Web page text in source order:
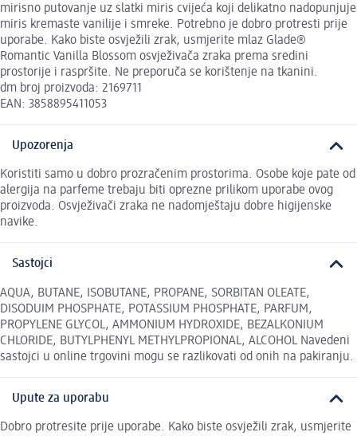
mirisno putovanje uz slatki miris cvijeća koji delikatno nadopunjuje
miris kremaste vanilije i smreke. Potrebno je dobro protresti prije
uporabe. Kako biste osvježili zrak, usmjerite mlaz Glade®
Romantic Vanilla Blossom osvježivača zraka prema sredini
prostorije i raspršite. Ne preporuča se korištenje na tkanini.
dm broj proizvoda: 2169711
EAN: 3858895411053
Upozorenja
Koristiti samo u dobro prozračenim prostorima. Osobe koje pate od
alergija na parfeme trebaju biti oprezne prilikom uporabe ovog
proizvoda. Osvježivači zraka ne nadomještaju dobre higijenske
navike.
Sastojci
AQUA, BUTANE, ISOBUTANE, PROPANE, SORBITAN OLEATE,
DISODUIM PHOSPHATE, POTASSIUM PHOSPHATE, PARFUM,
PROPYLENE GLYCOL, AMMONIUM HYDROXIDE, BEZALKONIUM
CHLORIDE, BUTYLPHENYL METHYLPROPIONAL, ALCOHOL Navedeni
sastojci u online trgovini mogu se razlikovati od onih na pakiranju.
Upute za uporabu
Dobro protresite prije uporabe. Kako biste osvježili zrak, usmjerite